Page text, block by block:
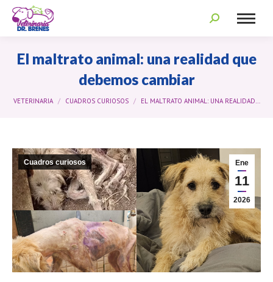
Search:
El maltrato animal: una realidad que
debemos cambiar
You are here:
VETERINARIA CUADROS CURIOSOS EL MALTRATO ANIMAL: UNA REALIDAD…
Ene
11
2026
Cuadros curiosos